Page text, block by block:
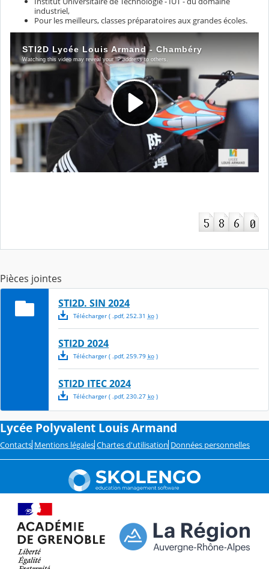
industriel,
Pour les meilleurs, classes préparatoires aux grandes écoles.
Pièces jointes
STI2D. SIN 2024
Télécharger( .pdf, 252.31 ko)
STI2D 2024
Télécharger( .pdf, 259.79 ko)
STI2D ITEC 2024
Télécharger( .pdf, 230.27 ko)
Lycée Polyvalent Louis Armand
Contacts Mentions légales Chartes d'utilisation Données personnelles